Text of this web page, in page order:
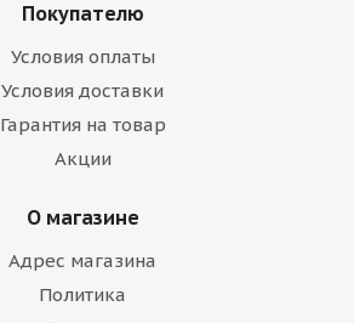
Покупателю
Условия оплаты
Условия доставки
Гарантия на товар
Акции
О магазине
Адрес магазина
Политика